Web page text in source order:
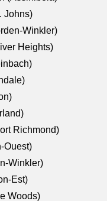
Johns)
Winkler)
Heights)
Richmond)
Ouest)
Winkler)
Est)
Woods)